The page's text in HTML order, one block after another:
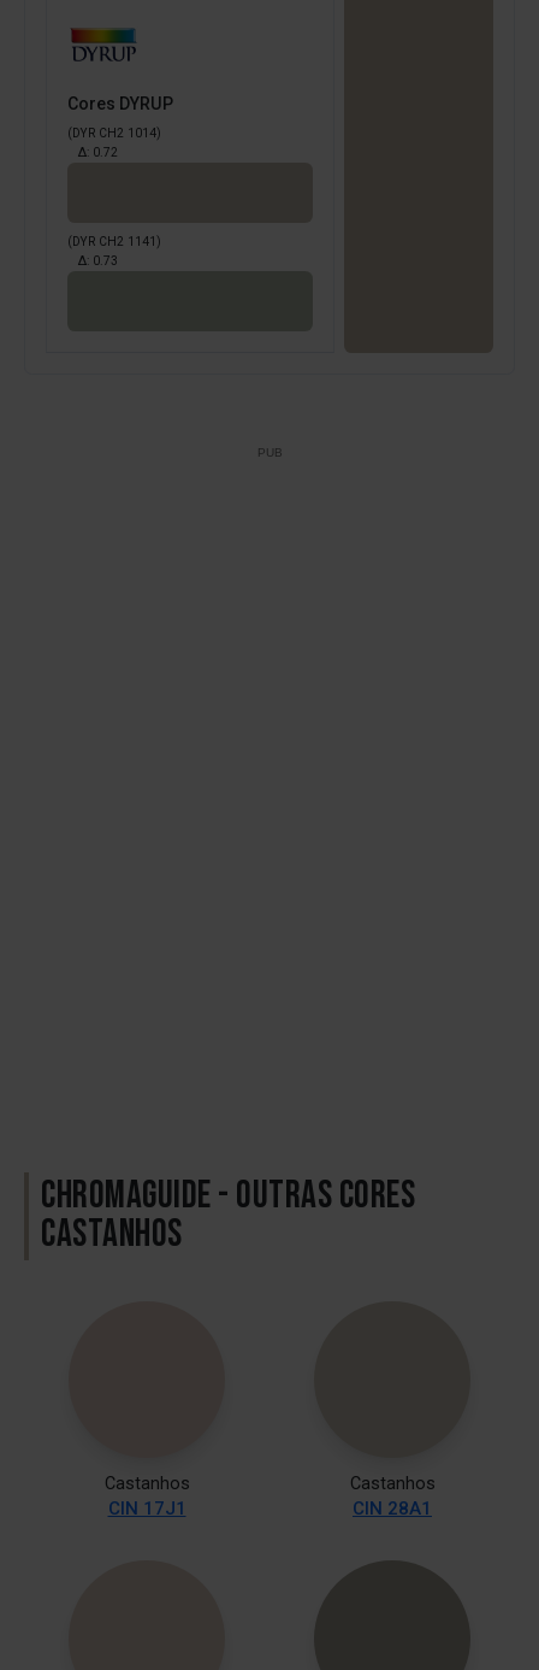
Cores DYRUP
(DYR CH2 1014)
Δ: 0.72
(DYR CH2 1141)
Δ: 0.73
CHROMAGUIDE - OUTRAS CORES
CASTANHOS
Castanhos
CIN 17J1
Castanhos
CIN 28A1